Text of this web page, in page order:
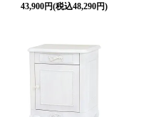
43,900円(税込48,290円)